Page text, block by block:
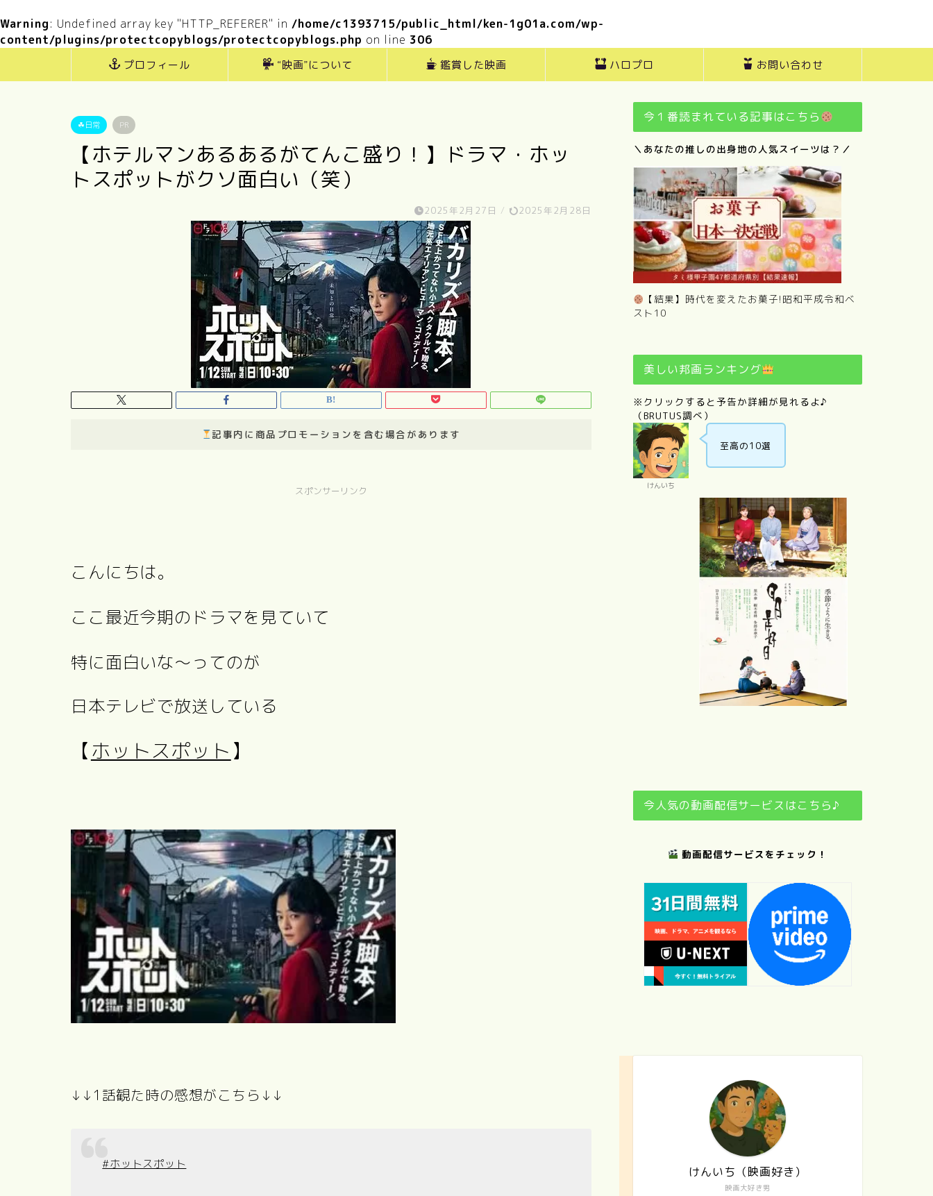
Warning: Undefined array key "HTTP_REFERER" in /home/c1393715/public_html/ken-1g01a.com/wp-
content/plugins/protectcopyblogs/protectcopyblogs.php on line 306
プロフィール “映画”について 鑑賞した映画 ハロプロ お問い合わせ
☘日常 PR
【ホテルマンあるあるがてんこ盛り！】ドラマ・ホッ
トスポットがクソ面白い（笑）
2025年2月27日 / 2025年2月28日
記事内に商品プロモーションを含む場合があります
スポンサーリンク
こんにちは。
ここ最近今期のドラマを見ていて
特に面白いな～ってのが
日本テレビで放送している
【ホットスポット 】
↓↓1話観た時の感想がこちら↓↓
#ホットスポット
今１番読まれている記事はこちら
＼あなたの推しの出身地の人気スイーツは？／
【結果】時代を変えたお菓子!昭和平成令和ベ
スト10
美しい邦画ランキング
※クリックすると予告か詳細が見れるよ♪
（BRUTUS調べ）
けんいち
至高の10選
国宝
DAYS
今人気の動画配信サービスはこちら♪
動画配信サービスをチェック！
映画大好き男
けんいち（映画好き）